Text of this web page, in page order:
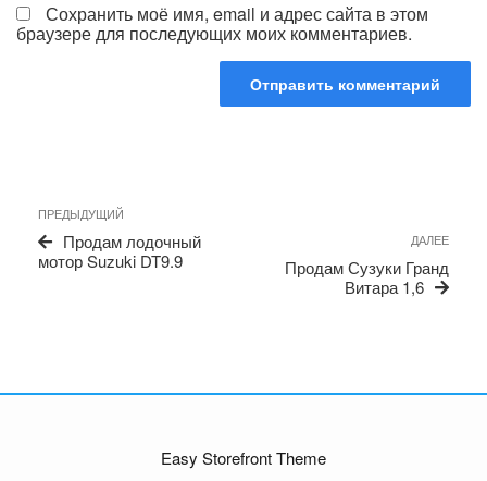
Сохранить моё имя, email и адрес сайта в этом
браузере для последующих моих комментариев.
по
записям
Предыдущая
запись
ПРЕДЫДУЩИЙ
Продам лодочный
мотор Suzuki DT9.9
ДАЛЕЕ
Продам Сузуки Гранд
Витара 1,6
Easy Storefront Theme